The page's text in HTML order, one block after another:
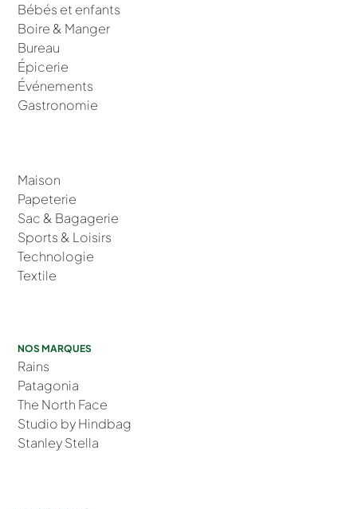
Bébés et enfants
Boire & Manger
Bureau
Épicerie
Événements
Gastronomie
Maison
Papeterie
Sac & Bagagerie
Sports & Loisirs
Technologie
Textile
NOS MARQUES
Rains
Patagonia
The North Face
Studio by Hindbag
Stanley Stella